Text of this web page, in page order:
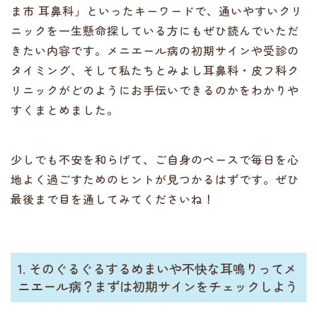
ま市 耳鼻科」といったキーワードで、通いやすいクリ
ニックを一生懸命探している方にもぜひ読んでいただ
きたい内容です。メニエール病の初期サインや受診の
タイミング、そして私たちとみよし耳鼻科・皮フ科ク
リニックがどのようにお手伝いできるのかをわかりや
すくまとめました。
少しでも不安を和らげて、ご自身のペースで毎日を心
地よく過ごすためのヒントが見つかるはずです。ぜひ
最後まで目を通してみてくださいね！
1. そのぐるぐるするめまいや不快な耳鳴りってメ
ニエール病？まずは初期サインをチェックしよう